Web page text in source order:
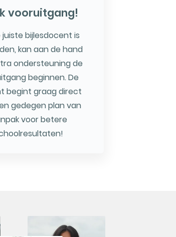
vooruitgang!
juiste bijlesdocent is
kan aan de hand
ondersteuning de
beginnen. De
begint graag direct
gedegen plan van
voor betere